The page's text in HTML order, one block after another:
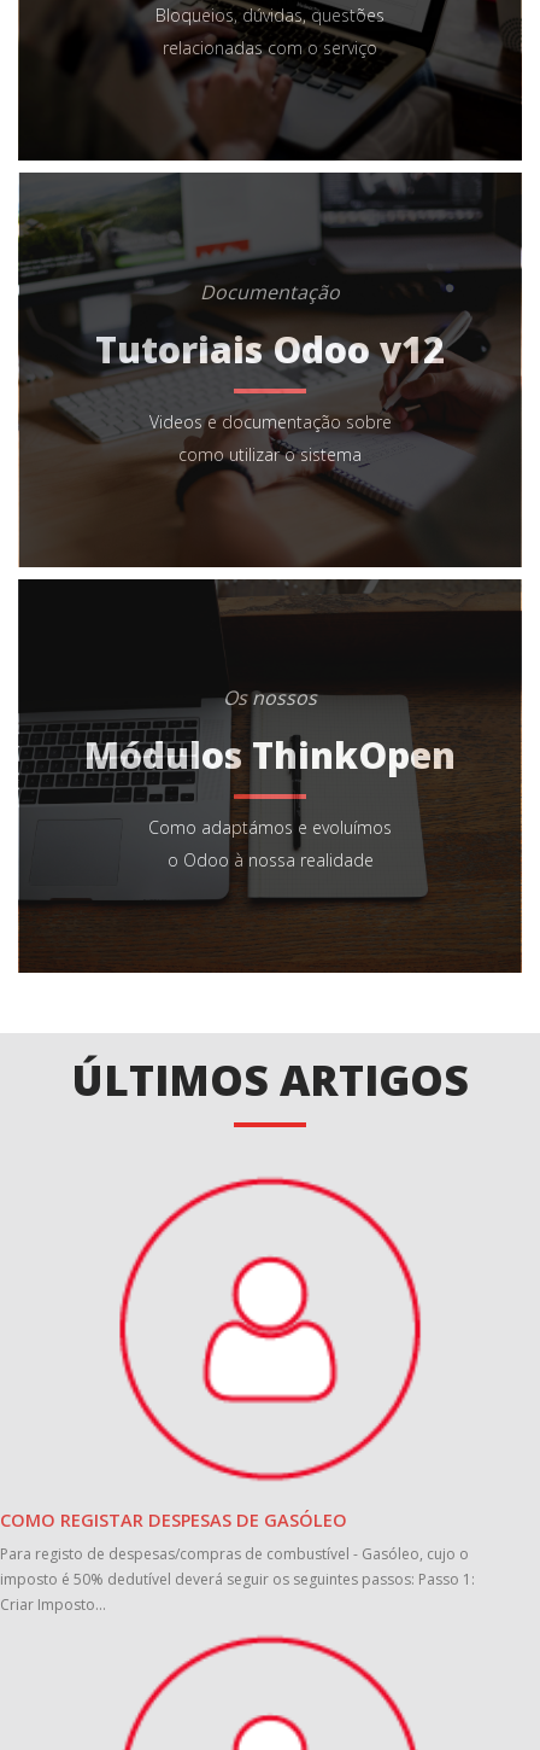
Bloqueios, dúvidas, questões
relacionadas com o serviço
Documentação
Tutoriais Odoo v12
Videos e documentação sobre
como utilizar o sistema
Os nossos
Módulos ThinkOpen
Como adaptámos e evoluímos
o Odoo à nossa realidade
ÚLTIMOS ARTIGOS
COMO REGISTAR DESPESAS DE GASÓLEO
Para registo de despesas/compras de combustível - Gasóleo, cujo o
imposto é 50% dedutível deverá seguir os seguintes passos: Passo 1:
Criar Imposto...